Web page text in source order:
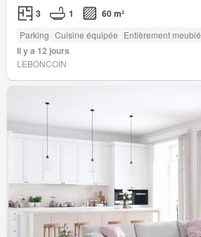
3 1 60 m²
Parking Cuisine équipée Entièrement meublé
Il y a 12 jours
LEBONCOIN